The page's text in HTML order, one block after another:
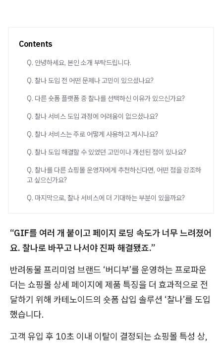
Contents
Q. 안녕하세요, 본인 소개 부탁드립니다.
Q. 찰나 도입 전 어떤 문제나 고민이 있으셨나요?
Q. 다른 숏폼 플랫폼 중 찰나를 선택하신 이유가 있으신가요?
Q. 찰나 서비스 도입 과정에 어려움이 없으셨나요?
Q. 찰나 서비스는 주로 어떻게 사용하고 계시나요?
Q. 찰나 도입 해결할 수 있었던 고민이나 개선된 점이 있나요?
Q. 찰나를 다른 쇼핑몰 운영자에게 추천하신다면, 어떤 점을 강조하
고 싶으신가요?
Q. 마지막으로, 찰나 서비스에 더 기대하는 부분이 있을까요?
“GIF를 여러 개 붙이고 페이지 로딩 속도가 너무 느려졌어
요. 찰나로 바꾸고 나서야 진짜 해결됐죠.”
반려동물 프리미엄 브랜드 ‘버디부’를 운영하는 프로파운
더는 쇼핑몰 상세 페이지에 제품 특징을 더 효과적으로 전
달하기 위해 카테노이드의 숏폼 삽입 솔루션 ‘찰나’를 도입
했습니다.
고객 유입 후 10초 이내 이탈이 결정되는 쇼핑몰 특성 상,